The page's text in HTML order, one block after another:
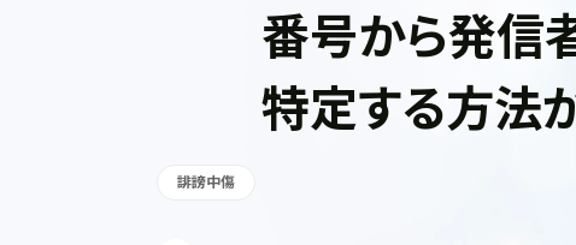
番号から発信
特定する方法
誹謗中傷